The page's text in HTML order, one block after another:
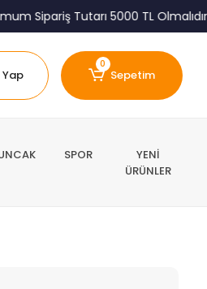
Sipariş Tutarı 5000 TL Olmalıdır.
Yap
0
Sepetim
SPOR
YENİ
ÜRÜNLER